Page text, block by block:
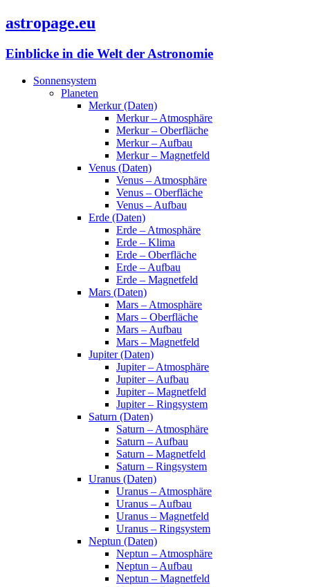
astropage.eu
Einblicke in die Welt der Astronomie
Sonnensystem
Planeten
Merkur (Daten)
Merkur – Atmosphäre
Merkur – Oberfläche
Merkur – Aufbau
Merkur – Magnetfeld
Venus (Daten)
Venus – Atmosphäre
Venus – Oberfläche
Venus – Aufbau
Erde (Daten)
Erde – Atmosphäre
Erde – Klima
Erde – Oberfläche
Erde – Aufbau
Erde – Magnetfeld
Mars (Daten)
Mars – Atmosphäre
Mars – Oberfläche
Mars – Aufbau
Mars – Magnetfeld
Jupiter (Daten)
Jupiter – Atmosphäre
Jupiter – Aufbau
Jupiter – Magnetfeld
Jupiter – Ringsystem
Saturn (Daten)
Saturn – Atmosphäre
Saturn – Aufbau
Saturn – Magnetfeld
Saturn – Ringsystem
Uranus (Daten)
Uranus – Atmosphäre
Uranus – Aufbau
Uranus – Magnetfeld
Uranus – Ringsystem
Neptun (Daten)
Neptun – Atmosphäre
Neptun – Aufbau
Neptun – Magnetfeld